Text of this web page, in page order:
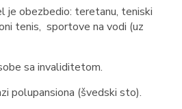
je obezbedio: teretanu, teniski
tenis, sportove na vodi (uz
sa invaliditetom.
polupansiona (švedski sto).